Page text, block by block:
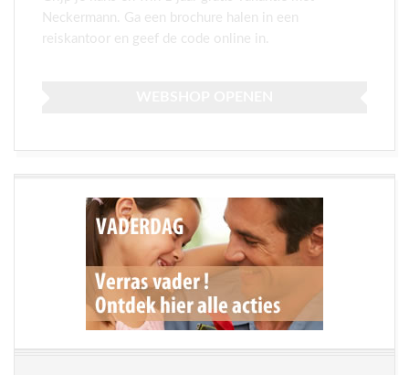
Neckermann. Ga een brochure halen in een
reiskantoor en geef de code online in.